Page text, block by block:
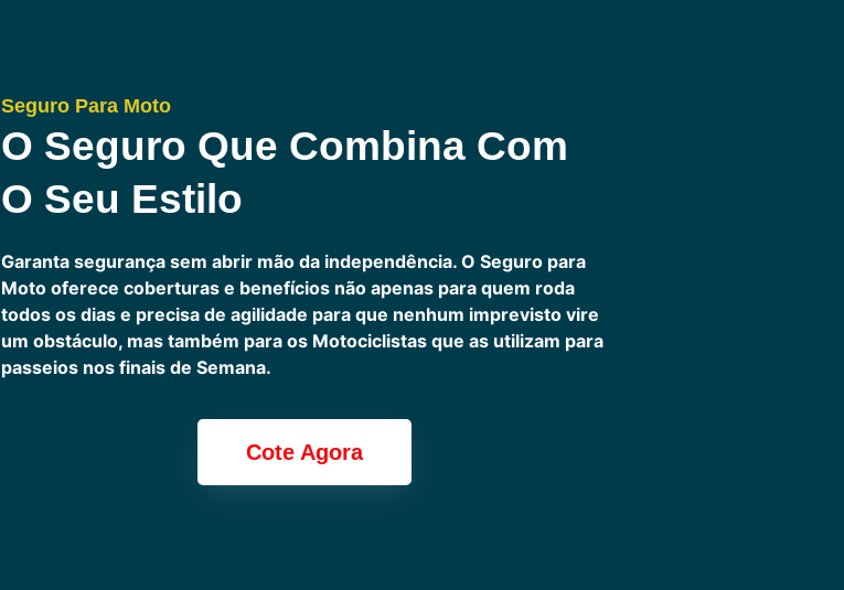
Seguro Para Moto
O Seguro Que Combina Com
O Seu Estilo
Garanta segurança sem abrir mão da independência. O Seguro para
Moto oferece coberturas e benefícios não apenas para quem roda
todos os dias e precisa de agilidade para que nenhum imprevisto vire
um obstáculo, mas também para os Motociclistas que as utilizam para
passeios nos finais de Semana.
Cote Agora